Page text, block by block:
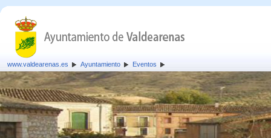
www.valdearenas.es Ayuntamiento Eventos